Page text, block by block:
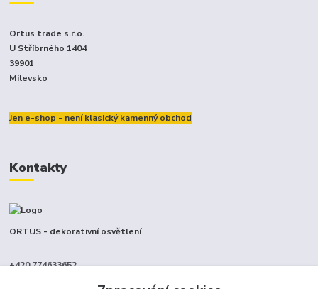
Ortus trade s.r.o.
U Stříbrného 1404
39901
Milevsko
Jen e-shop - není klasický kamenný obchod
Kontakty
ORTUS - dekorativní osvětlení
+420 774633652